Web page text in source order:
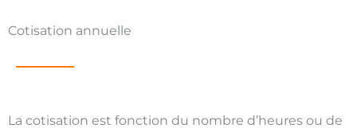
Cotisation annuelle
La cotisation est fonction du nombre d’heures ou de